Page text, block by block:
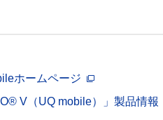
ホームページ
V（UQ mobile）」製品情報